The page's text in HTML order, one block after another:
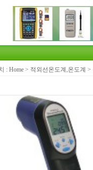
: Home > 적외선온도계,온도계 >